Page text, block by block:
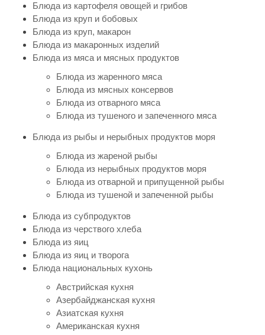
Блюда из картофеля овощей и грибов
Блюда из круп и бобовых
Блюда из круп, макарон
Блюда из макаронных изделий
Блюда из мяса и мясных продуктов
Блюда из жаренного мяса
Блюда из мясных консервов
Блюда из отварного мяса
Блюда из тушеного и запеченного мяса
Блюда из рыбы и нерыбных продуктов моря
Блюда из жареной рыбы
Блюда из нерыбных продуктов моря
Блюда из отварной и припущенной рыбы
Блюда из тушеной и запеченной рыбы
Блюда из субпродуктов
Блюда из черствого хлеба
Блюда из яиц
Блюда из яиц и творога
Блюда национальных кухонь
Австрийская кухня
Азербайджанская кухня
Азиатская кухня
Американская кухня